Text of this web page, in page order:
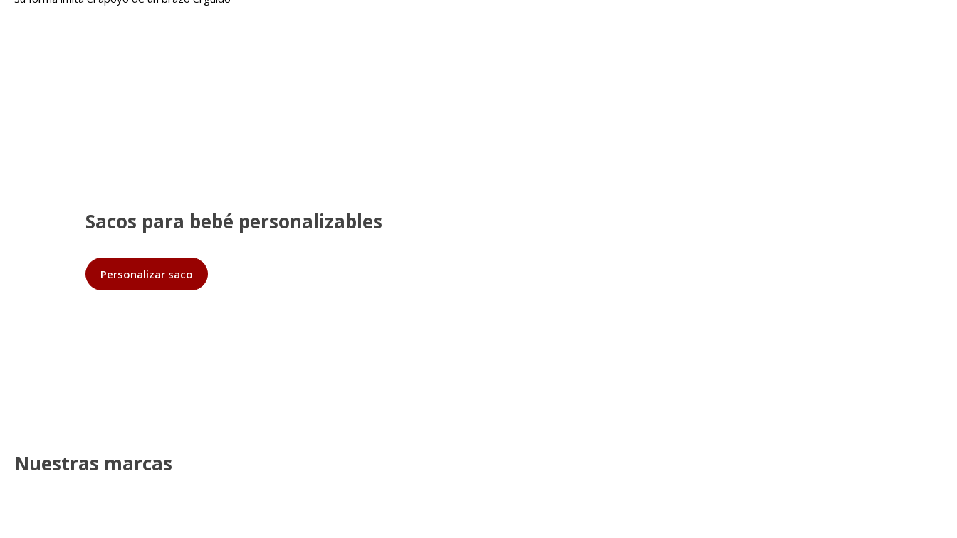
Sacos para bebé personalizables
Personalizar saco
Nuestras marcas